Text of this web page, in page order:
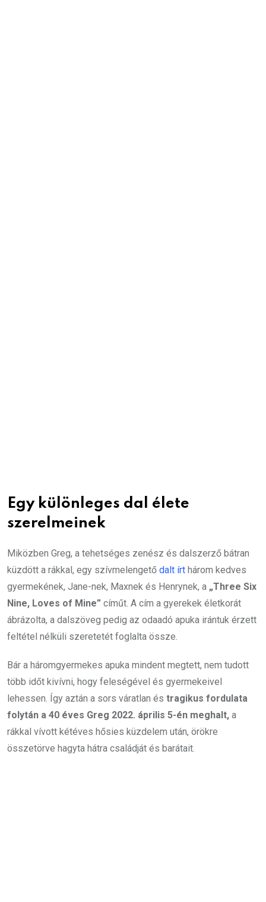
Egy különleges dal élete
szerelmeinek
Miközben Greg, a tehetséges zenész és dalszerző bátran
küzdött a rákkal, egy szívmelengető dalt írt három kedves
gyermekének, Jane-nek, Maxnek és Henrynek, a „Three Six
Nine, Loves of Mine” címűt. A cím a gyerekek életkorát
ábrázolta, a dalszöveg pedig az odaadó apuka irántuk érzett
feltétel nélküli szeretetét foglalta össze.
Bár a háromgyermekes apuka mindent megtett, nem tudott
több időt kivívni, hogy feleségével és gyermekeivel
lehessen. Így aztán a sors váratlan és tragikus fordulata
folytán a 40 éves Greg 2022. április 5-én meghalt, a
rákkal vívott kétéves hősies küzdelem után, örökre
összetörve hagyta hátra családját és barátait.